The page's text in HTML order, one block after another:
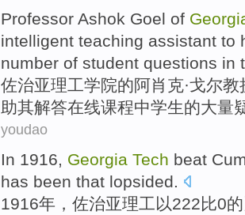
Professor Ashok Goel of
intelligent teaching assistant to
number of student questions in
佐治亚理工学院的阿肖克·戈尔教
助其解答在线课程中学生的大量
youdao
In 1916, Georgia Tech beat
has been that lopsided.
1916年， 佐治亚理工以222比0